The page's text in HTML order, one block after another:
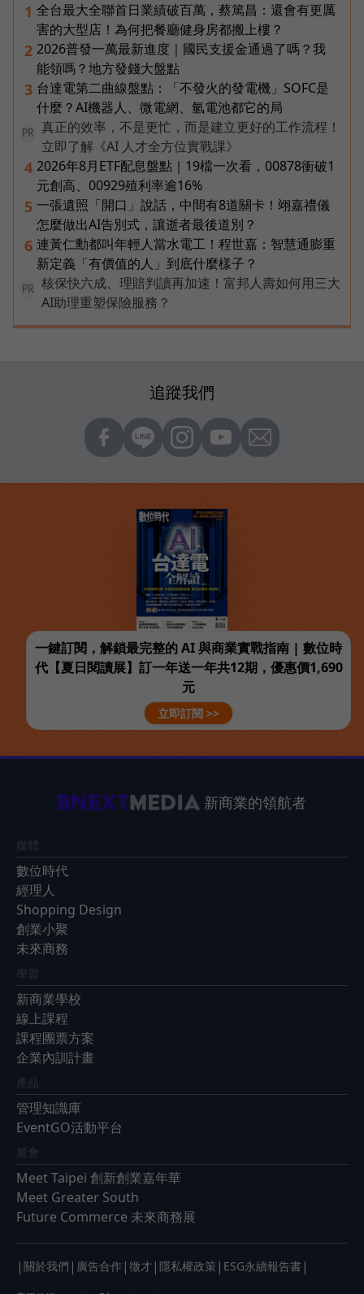
1 全台最大全聯首日業績破百萬，蔡篤昌：還會有更厲
害的大型店！為何把餐廳健身房都搬上樓？
2 2026普發一萬最新進度｜國民支援金通過了嗎？我
能領嗎？地方發錢大盤點
3 台達電第二曲線盤點：「不發火的發電機」SOFC是
什麼？AI機器人、微電網、氫電池都它的局
PR
真正的效率，不是更忙，而是建立更好的工作流程！
立即了解《AI 人才全方位實戰課》
4 2026年8月ETF配息盤點｜19檔一次看，00878衝破1
元創高、00929殖利率逾16%
5 一張遺照「開口」說話，中間有8道關卡！翊嘉禮儀
怎麼做出AI告別式，讓逝者最後道別？
6 連黃仁勳都叫年輕人當水電工！程世嘉：智慧通膨重
新定義「有價值的人」到底什麼樣子？
PR
核保快六成、理賠判讀再加速！富邦人壽如何用三大
AI助理重塑保險服務？
追蹤我們
一鍵訂閱，解鎖最完整的 AI 與商業實戰指南 | 數位時
代【夏日閱讀展】訂一年送一年共12期，優惠價1,690
元
立即訂閱 >>
新商業的領航者
媒體
數位時代
經理人
Shopping Design
創業小聚
未來商務
學習
新商業學校
線上課程
課程團票方案
企業內訓計畫
產品
管理知識庫
EventGO活動平台
展會
Meet Taipei 創新創業嘉年華
Meet Greater South
Future Commerce 未來商務展
| 關於我們 | 廣告合作 | 徵才 | 隱私權政策 | ESG永續報告書 |